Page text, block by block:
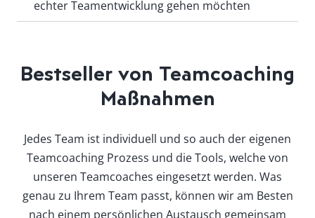
echter Teamentwicklung gehen möchten
Bestseller von Teamcoaching
Maßnahmen
Jedes Team ist individuell und so auch der eigenen
Teamcoaching Prozess und die Tools, welche von
unseren Teamcoaches eingesetzt werden. Was
genau zu Ihrem Team passt, können wir am Besten
nach einem persönlichen Austausch gemeinsam